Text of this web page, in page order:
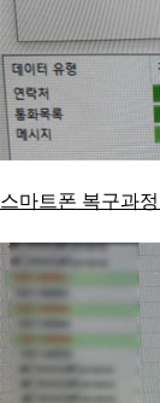
스마트폰 복구과